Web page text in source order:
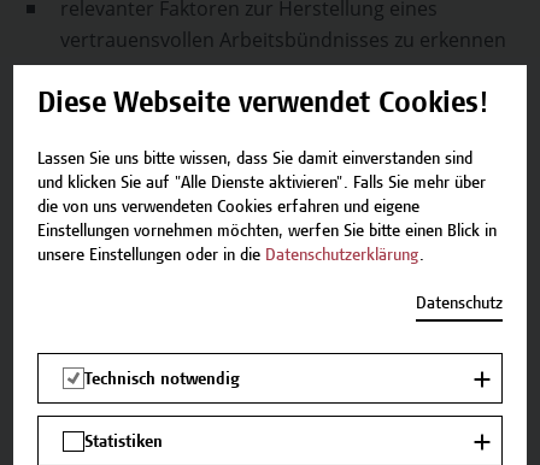
relevanter Faktoren zur Herstellung eines
vertrauensvollen Arbeitsbündnisses zu erkennen
Kontakt- und Gesprächssituationen mit Eltern
und weiteren wichtigen Bezugspersonen zu
gestalten
Lehr- und Lernmethoden
In diesem Seminar werden folgende Lehr- und
Lernmethoden angewandt: Impulsvorträge,
Die Vortragende
Diese Webseite verwendet Cookies!
Lassen Sie uns bitte wissen, dass Sie damit einverstanden sind
und klicken Sie auf "Alle Dienste aktivieren". Falls Sie mehr über
die von uns verwendeten Cookies erfahren und eigene
Einstellungen vornehmen möchten, werfen Sie bitte einen Blick in
unsere Einstellungen oder in die Datenschutzerklärung.
Datenschutz
Technisch notwendig
Statistiken